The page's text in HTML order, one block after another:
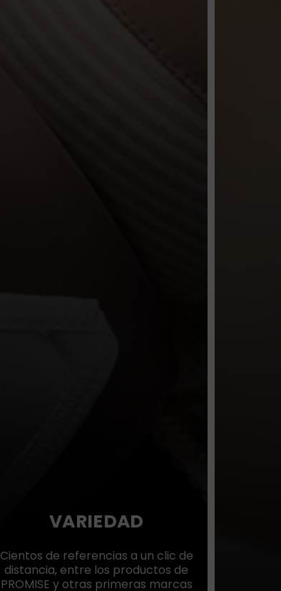
VARIEDAD
Cientos de referencias a un clic de
distancia, entre los productos de
PROMISE y otras primeras marcas